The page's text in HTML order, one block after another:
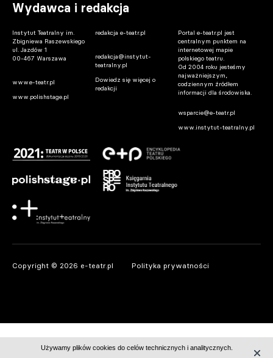
Wydawca i redakcja
Instytut Teatralny im.
Zbigniewa Raszewskiego
ul. Jazdów 1
00-467 Warszawa
www.e-teatr.pl
www.polishstage.pl
redakcja e-teatr.pl
redakcja@instytut-
teatralny.pl
Dowiedz się więcej o
redakcji
Portal e-teatr.pl jest
centralnym punktem na
internetowej mapie
polskiego teatru.
Od 2004 roku jesteśmy
najważniejszym,
codziennym źródłem
informacji dla środowiska.
wsparcie@e-teatr.pl
www.instytut-teatralny.pl
Copyright © 2026 e-teatr.pl Polityka prywatności
Używamy plików cookies do celów technicznych i analitycznych.